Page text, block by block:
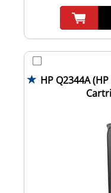
HP Q2344A